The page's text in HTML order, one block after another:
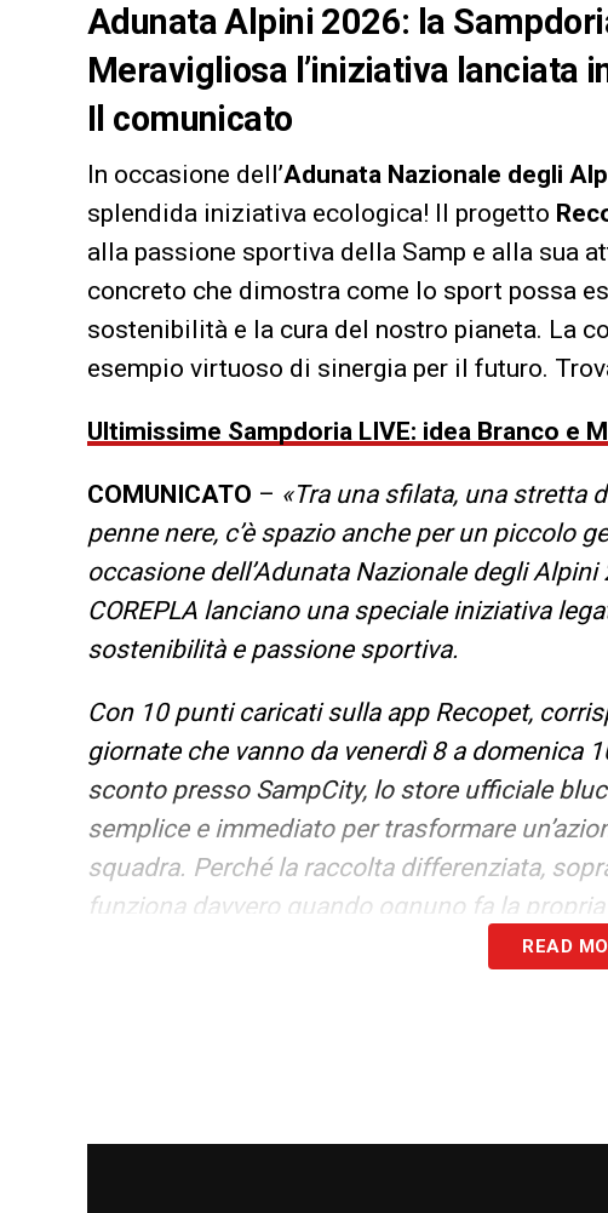
Adunata Alpini 2026: la
Meravigliosa l’iniziativa lanciata
Il comunicato
In occasione dell’Adunata Nazionale degli
splendida iniziativa ecologica! Il progetto
alla passione sportiva della Samp e alla sua
concreto che dimostra come lo sport possa
sostenibilità e la cura del nostro pianeta. La
esempio virtuoso di sinergia per il futuro.
Ultimissime Sampdoria LIVE: idea Branco e
COMUNICATO – «Tra una sfilata, una stretta
penne nere, c’è spazio anche per un piccolo
occasione dell’Adunata Nazionale degli
COREPLA lanciano una speciale iniziativa
sostenibilità e passione sportiva.
Con 10 punti caricati sulla app Recopet,
giornate che vanno da venerdì 8 a domenica
sconto presso SampCity, lo store ufficiale
semplice e immediato per trasformare
squadra. Perché la raccolta differenziata,
funziona davvero quando ognuno fa la propria
Come si fa? Sbloccate i punti e avrete questo
e accompagnerà le giornate del raduno con
READ